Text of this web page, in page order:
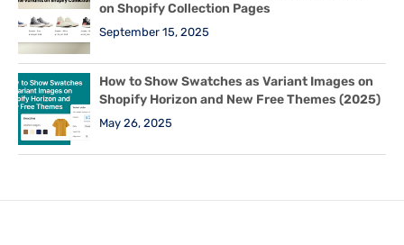
on Shopify Collection Pages
September 15, 2025
How to Show Swatches as Variant Images on
Shopify Horizon and New Free Themes (2025)
May 26, 2025